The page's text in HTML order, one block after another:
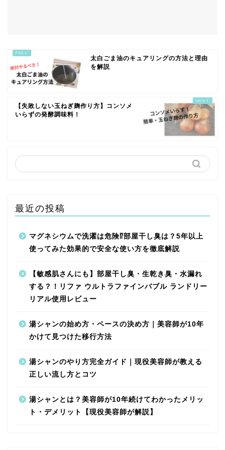
太白ごま油のキュアリングの方法と理由
を解説
【失敗しない玉ねぎ麹作り方】コンソメ
いらずの発酵調味料！
最近の投稿
マグネシウムで洗濯は危険⁉︎部屋干し臭は？5年以上
使ってみた効果的で安全な使い方を徹底解説
【敏感肌さんにも】部屋干し臭・生乾き臭・水漏れ
する？！リファ ウルトラファインバブル ランドリー
リアル使用レビュー
湯シャンの始め方・ペースの決め方｜美容師が10年
かけて見つけた移行方法
湯シャンのやり方完全ガイド｜現役美容師が教える
正しい流し方とコツ
湯シャンとは？美容師が10年続けてわかったメリッ
ト・デメリット【現役美容師が解説】